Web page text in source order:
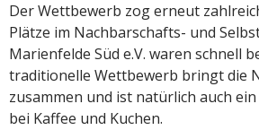
Der Wettbewerb zog erneut
Plätze im Nachbarschafts- und
Marienfelde Süd e.V. waren schnell
traditionelle Wettbewerb bringt die
zusammen und ist natürlich auch
bei Kaffee und Kuchen.